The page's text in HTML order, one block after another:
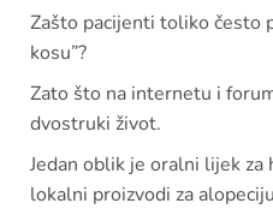
Zašto pacijenti toliko često
kosu”?
Zato što na internetu i
dvostruki život.
Jedan oblik je oralni lijek
lokalni proizvodi za